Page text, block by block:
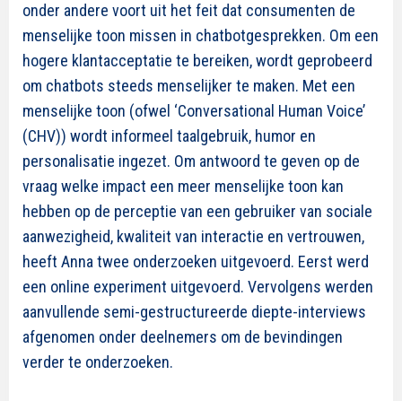
onder andere voort uit het feit dat consumenten de
menselijke toon missen in chatbotgesprekken. Om een
hogere klantacceptatie te bereiken, wordt geprobeerd
om chatbots steeds menselijker te maken. Met een
menselijke toon (ofwel ‘Conversational Human Voice’
(CHV)) wordt informeel taalgebruik, humor en
personalisatie ingezet. Om antwoord te geven op de
vraag welke impact een meer menselijke toon kan
hebben op de perceptie van een gebruiker van sociale
aanwezigheid, kwaliteit van interactie en vertrouwen,
heeft Anna twee onderzoeken uitgevoerd. Eerst werd
een online experiment uitgevoerd. Vervolgens werden
aanvullende semi-gestructureerde diepte-interviews
afgenomen onder deelnemers om de bevindingen
verder te onderzoeken.